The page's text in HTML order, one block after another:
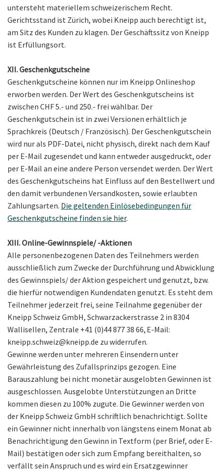
untersteht materiellem schweizerischem Recht.
Gerichtsstand ist Zürich, wobei Kneipp auch berechtigt ist,
am Sitz des Kunden zu klagen. Der Geschäftssitz von Kneipp
ist Erfüllungsort.
XII. Geschenkgutscheine
Geschenkgutscheine können nur im Kneipp Onlineshop
erworben werden. Der Wert des Geschenkgutscheins ist
zwischen CHF 5.- und 250.- frei wählbar. Der
Geschenkgutschein ist in zwei Versionen erhältlich je
Sprachkreis (Deutsch / Französisch). Der Geschenkgutschein
wird nur als PDF-Datei, nicht physisch, direkt nach dem Kauf
per E-Mail zugesendet und kann entweder ausgedruckt, oder
per E-Mail an eine andere Person versendet werden. Der Wert
des Geschenkgutscheins hat Einfluss auf den Bestellwert und
den damit verbundenen Versandkosten, sowie erlaubten
Zahlungsarten. Die geltenden Einlösebedingungen für
Geschenkgutscheine finden sie hier.
XIII. Online-Gewinnspiele/ -Aktionen
Alle personenbezogenen Daten des Teilnehmers werden
ausschließlich zum Zwecke der Durchführung und Abwicklung
des Gewinnspiels/ der Aktion gespeichert und genutzt, bzw.
die hierfür notwendigen Kundendaten genutzt. Es steht dem
Teilnehmer jederzeit frei, seine Teilnahme gegenüber der
Kneipp Schweiz GmbH, Schwarzackerstrasse 2 in 8304
Wallisellen, Zentrale +41 (0)44 877 38 66, E-Mail:
kneipp.schweiz@kneipp.de zu widerrufen.
Gewinne werden unter mehreren Einsendern unter
Gewährleistung des Zufallsprinzips gezogen. Eine
Barauszahlung bei nicht monetär ausgelobten Gewinnen ist
ausgeschlossen. Ausgelobte Unterstützungen an Dritte
kommen diesen zu 100% zugute. Die Gewinner werden von
der Kneipp Schweiz GmbH schriftlich benachrichtigt. Sollte
ein Gewinner nicht innerhalb von längstens einem Monat ab
Benachrichtigung den Gewinn in Textform (per Brief, oder E-
Mail) bestätigen oder sich zum Empfang bereithalten, so
verfällt sein Anspruch und es wird ein Ersatzgewinner